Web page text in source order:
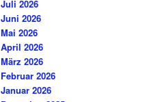
Juli 2026
Juni 2026
Mai 2026
April 2026
März 2026
Februar 2026
Januar 2026